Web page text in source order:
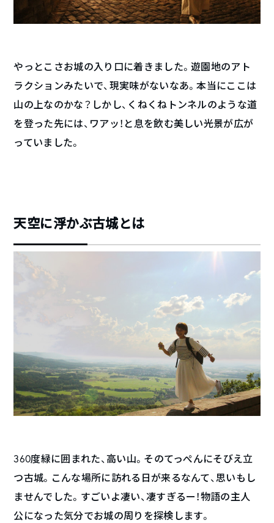
やっとこさお城の入り口に着きました。遊園地のアト
ラクションみたいで、現実味がないなあ。本当にここは
山の上なのかな？しかし、くねくねトンネルのような道
を登った先には、ワアッ！と息を飲む美しい光景が広が
っていました。
天空に浮かぶ古城とは
360度緑に囲まれた、高い山。そのてっぺんにそびえ立
つ古城。こんな場所に訪れる日が来るなんて、思いもし
ませんでした。すごいよ凄い、凄すぎるー！物語の主人
公になった気分でお城の周りを探検します。